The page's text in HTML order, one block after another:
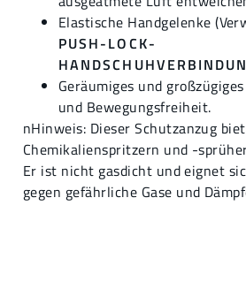
Elastische Handgelenke
PUSH-LOCK-
Geräumiges und
und Bewegungsfreiheit.
nHinweis: Dieser Schutzanzug
Chemikalienspritzern und -
Er ist nicht gasdicht und eignet
gegen gefährliche Gase und